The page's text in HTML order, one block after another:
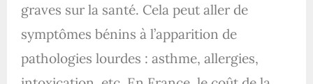
graves sur la santé. Cela peut aller de
symptômes bénins à l’apparition de
pathologies lourdes : asthme, allergies,